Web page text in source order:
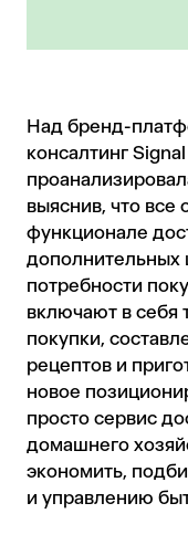
Над бренд-
консалтинг
выяснив, что
функционале
дополнительных
потребности
включают в себя
покупки,
рецептов и
новое
просто сервис
домашнего
экономить,
и управлению